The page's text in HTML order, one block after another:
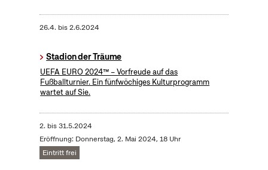
26.4. bis2.6.2024
Stadion der Träume
UEFA EURO 2024™ – Vorfreude auf das
Fußballturnier. Ein fünfwöchiges Kulturprogramm
wartet auf Sie.
2. bis31.5.2024
Eröffnung: Donnerstag, 2. Mai 2024, 18 Uhr
Eintritt frei